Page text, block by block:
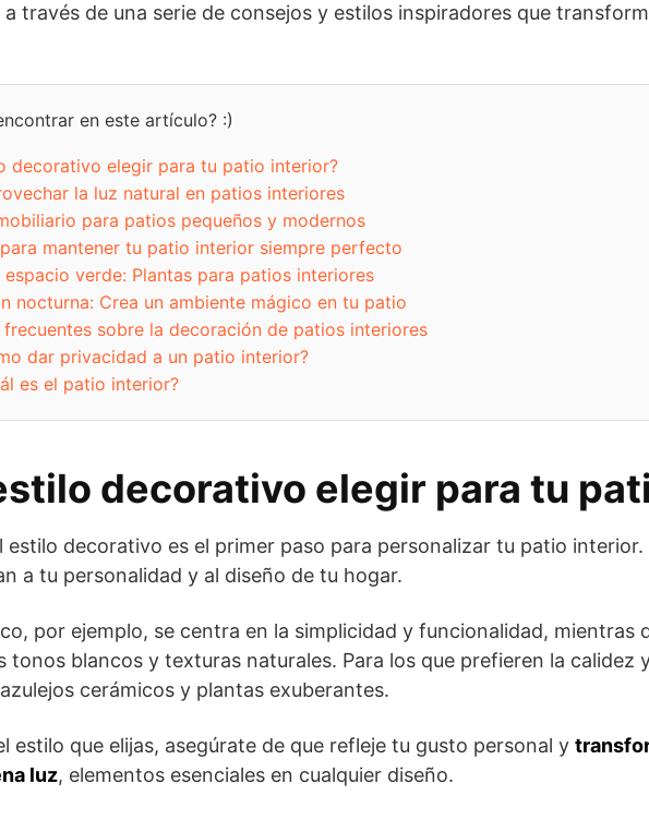
a través de una serie de consejos y estilos inspiradores que
en este artículo? :)
decorativo elegir para tu patio interior?
la luz natural en patios interiores
para patios pequeños y modernos
mantener tu patio interior siempre perfecto
espacio verde: Plantas para patios interiores
nocturna: Crea un ambiente mágico en tu patio
frecuentes sobre la decoración de patios interiores
dar privacidad a un patio interior?
es el patio interior?
decorativo elegir para tu
estilo decorativo es el primer paso para personalizar tu patio
a tu personalidad y al diseño de tu hogar.
por ejemplo, se centra en la simplicidad y funcionalidad, mientras
tonos blancos y texturas naturales. Para los que prefieren la calidez
cerámicos y plantas exuberantes.
estilo que elijas, asegúrate de que refleje tu gusto personal y
luz, elementos esenciales en cualquier diseño.